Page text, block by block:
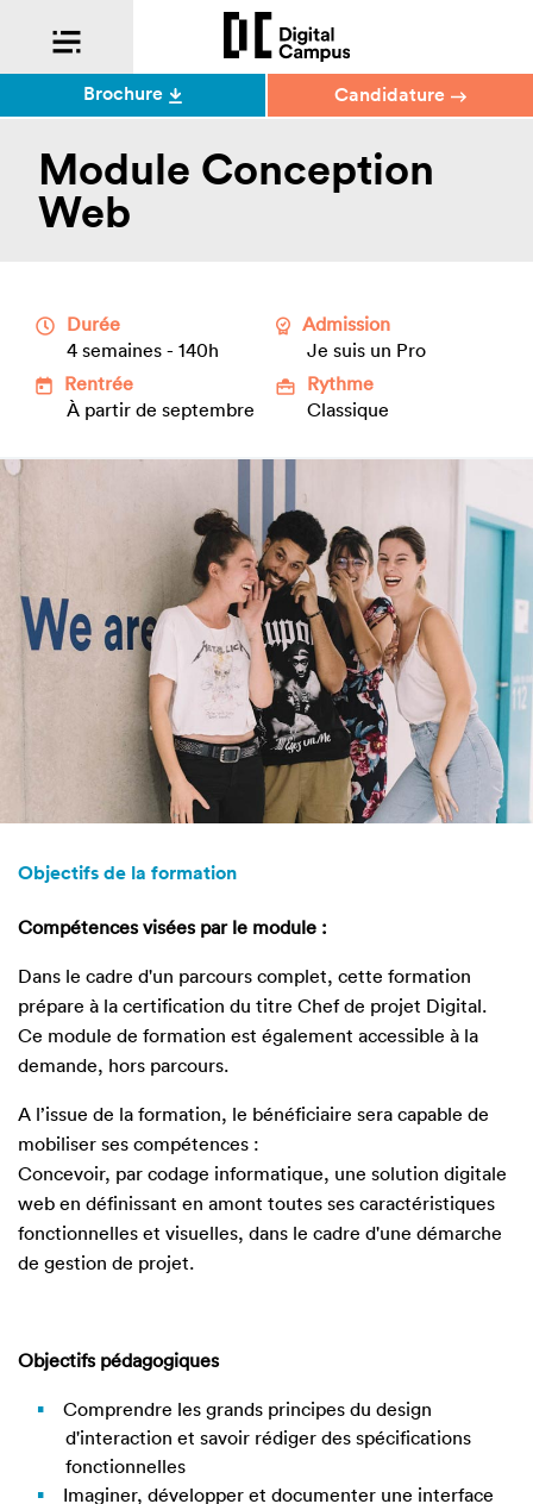
Module Conception
Web
Durée
4 semaines - 140h
Rentrée
À partir de septembre
Admission
Je suis un Pro
Rythme
Classique
Objectifs de la formation
Compétences visées par le module :
Dans le cadre d'un parcours complet, cette formation
prépare à la certification du titre Chef de projet Digital.
Ce module de formation est également accessible à la
demande, hors parcours.
A l’issue de la formation, le bénéficiaire sera capable de
mobiliser ses compétences :
Concevoir, par codage informatique, une solution digitale
web en définissant en amont toutes ses caractéristiques
fonctionnelles et visuelles, dans le cadre d'une démarche
de gestion de projet.
Objectifs pédagogiques
Comprendre les grands principes du design
d'interaction et savoir rédiger des spécifications
fonctionnelles
Imaginer, développer et documenter une interface
Brochure Candidature